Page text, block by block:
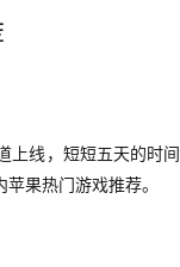
上线，短短五天的时间
果热门游戏推荐。